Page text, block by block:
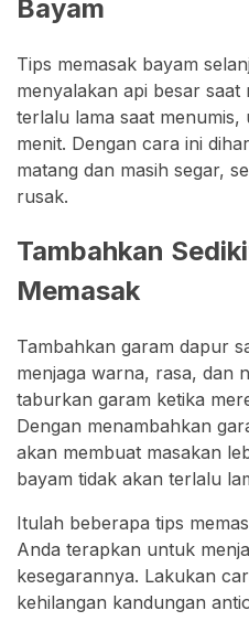
Bayam
Tips memasak bayam
menyalakan api besar
terlalu lama saat menumis,
menit. Dengan cara ini
matang dan masih segar,
rusak.
Tambahkan
Memasak
Tambahkan garam dapur
menjaga warna, rasa, dan
taburkan garam ketika
Dengan menambahkan
akan membuat masakan
bayam tidak akan terlalu
Itulah beberapa tips
Anda terapkan untuk
kesegarannya. Lakukan
kehilangan kandungan